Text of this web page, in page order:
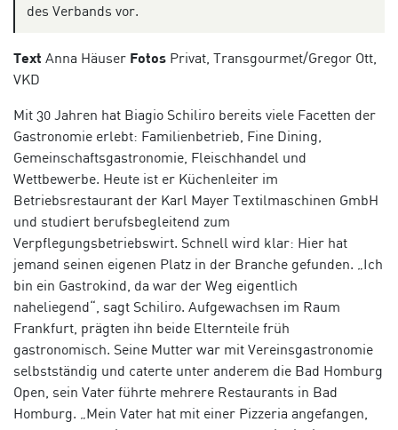
des Verbands vor.
Text Anna Häuser Fotos Privat, Transgourmet/Gregor Ott,
VKD
Mit 30 Jahren hat Biagio Schiliro bereits viele Facetten der
Gastronomie erlebt: Familienbetrieb, Fine Dining,
Gemeinschaftsgastronomie, Fleischhandel und
Wettbewerbe. Heute ist er Küchenleiter im
Betriebsrestaurant der Karl Mayer Textilmaschinen GmbH
und studiert berufsbegleitend zum
Verpflegungsbetriebswirt. Schnell wird klar: Hier hat
jemand seinen eigenen Platz in der Branche gefunden. „Ich
bin ein Gastrokind, da war der Weg eigentlich
naheliegend“, sagt Schiliro. Aufgewachsen im Raum
Frankfurt, prägten ihn beide Elternteile früh
gastronomisch. Seine Mutter war mit Vereinsgastronomie
selbstständig und caterte unter anderem die Bad Homburg
Open, sein Vater führte mehrere Restaurants in Bad
Homburg. „Mein Vater hat mit einer Pizzeria angefangen,